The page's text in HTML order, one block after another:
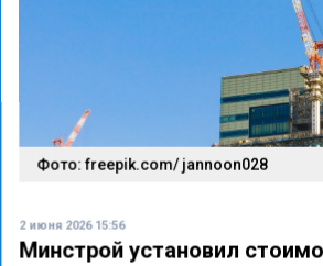
Фото: freepik.com/ jannoon028
2 июня 2026 15:56
Минстрой установил